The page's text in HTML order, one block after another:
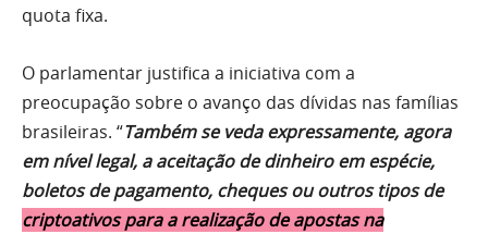
quota fixa.
O parlamentar justifica a iniciativa com a
preocupação sobre o avanço das dívidas nas famílias
brasileiras. “Também se veda expressamente, agora
em nível legal, a aceitação de dinheiro em espécie,
boletos de pagamento, cheques ou outros tipos de
criptoativos para a realização de apostas na